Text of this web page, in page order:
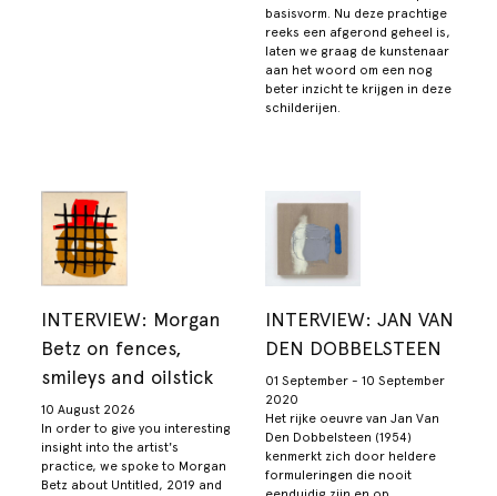
basisvorm. Nu deze prachtige
reeks een afgerond geheel is,
laten we graag de kunstenaar
aan het woord om een nog
beter inzicht te krijgen in deze
schilderijen.
INTERVIEW: Morgan
Betz on fences,
smileys and oilstick
10 August 2026
In order to give you interesting
insight into the artist's
practice, we spoke to Morgan
Betz about Untitled, 2019 and
INTERVIEW: JAN VAN
DEN DOBBELSTEEN
01 September - 10 September
2020
Het rijke oeuvre van Jan Van
Den Dobbelsteen (1954)
kenmerkt zich door heldere
formuleringen die nooit